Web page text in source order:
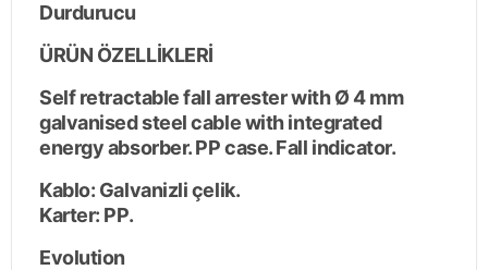
Durdurucu
ÜRÜN ÖZELLİKLERİ
Self retractable fall arrester with Ø 4 mm
galvanised steel cable with integrated
energy absorber. PP case. Fall indicator.
Kablo: Galvanizli çelik.
Karter: PP.
Evolution